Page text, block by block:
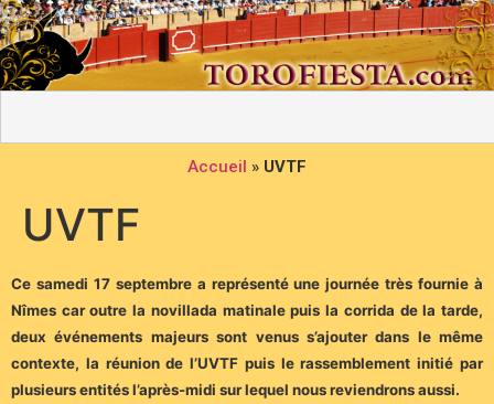
Accueil » UVTF
UVTF
Ce samedi 17 septembre a représenté une journée très fournie à
Nîmes car outre la novillada matinale puis la corrida de la tarde,
deux événements majeurs sont venus s’ajouter dans le même
contexte, la réunion de l’UVTF puis le rassemblement initié par
plusieurs entités l’après-midi sur lequel nous reviendrons aussi.